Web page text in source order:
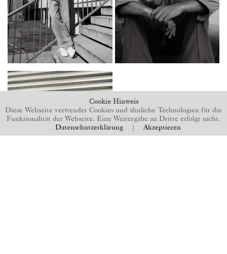
Cookie Hinweis
Diese Webseite verwendet Cookies und ähnliche Technologien für die
Funktionalität der Webseite. Eine Weitergabe an Dritte erfolgt nicht.
Datenschutzerklärung Akzeptieren